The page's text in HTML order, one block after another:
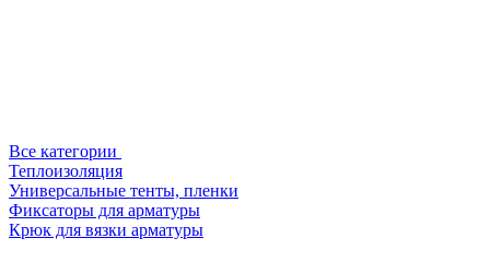
Все категории
Теплоизоляция
Универсальные тенты, пленки
Фиксаторы для арматуры
Крюк для вязки арматуры